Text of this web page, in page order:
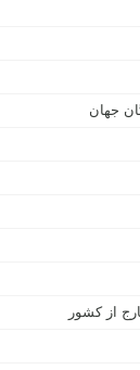
جهان
از کشور